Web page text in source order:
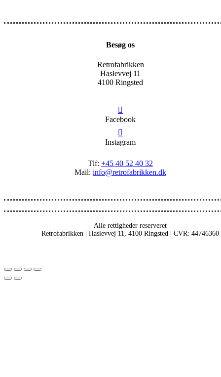
Besøg os
Retrofabrikken
Haslevvej 11
4100 Ringsted
Facebook
Instagram
Tlf: +45 40 52 40 32
Mail: info@retrofabrikken.dk
Alle rettigheder reserveret
Retrofabrikken | Haslevvej 11, 4100 Ringsted | CVR: 44746360